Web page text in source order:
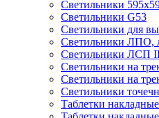
Светильники
Светильники G53
Светильники для
Светильники ЛПО,
Светильники ЛСП
Светильники на
Светильники на
Светильники
Таблетки накладные